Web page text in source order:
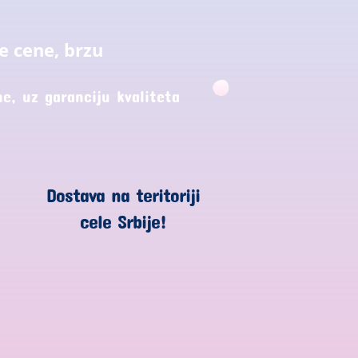
cene, brzu
uz garanciju kvaliteta
Dostava na teritoriji
cele Srbije!